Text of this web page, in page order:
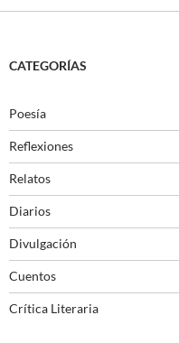
CATEGORÍAS
Poesía
Reflexiones
Relatos
Diarios
Divulgación
Cuentos
Crítica Literaria